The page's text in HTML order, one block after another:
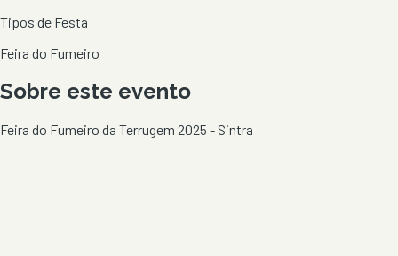
Tipos de Festa
Feira do Fumeiro
Sobre este evento
Feira do Fumeiro da Terrugem 2025 - Sintra